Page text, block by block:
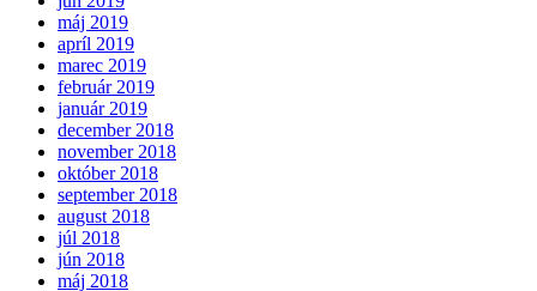
máj 2019
apríl 2019
marec 2019
február 2019
január 2019
december 2018
november 2018
október 2018
september 2018
august 2018
júl 2018
jún 2018
máj 2018